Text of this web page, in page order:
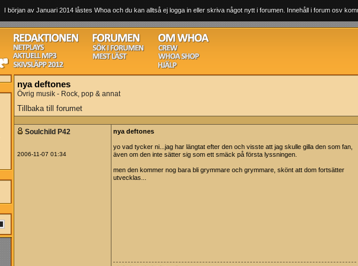
I början av Januari 2014 låstes Whoa och du kan alltså ej logga in eller skriva något nytt i forumen. Innehåll i forum osv
nya deftones
Övrig musik - Rock, pop & annat
Tillbaka till forumet
Soulchild P42
2006-11-07 01:34
nya deftones
yo vad tycker ni...jag har längtat efter den och visste att jag skulle gilla den som fan,
även om den inte sätter sig som ett smäck på första lyssningen.
men den kommer nog bara bli grymmare och grymmare, skönt att dom fortsätter
utvecklas...